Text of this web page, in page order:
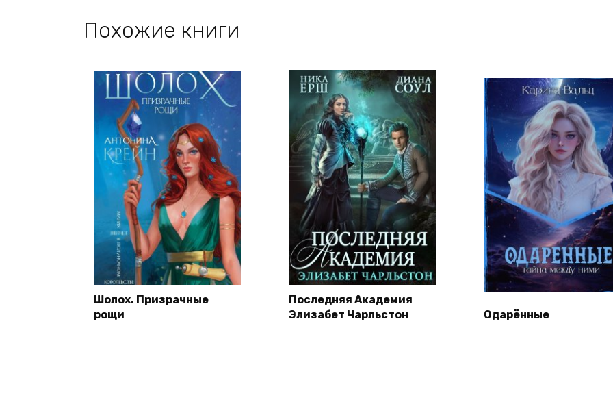
Похожие книги
Шолох. Призрачные
рощи
Последняя Академия
Элизабет Чарльстон
Одарённые